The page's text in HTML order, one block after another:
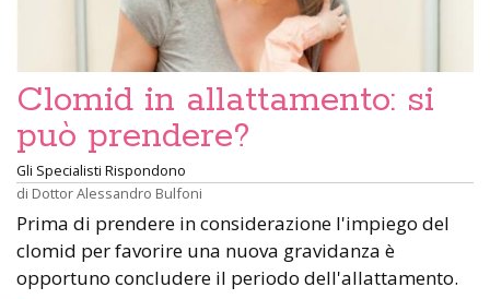
Clomid in allattamento: si
può prendere?
Gli Specialisti Rispondono
di Dottor Alessandro Bulfoni
Prima di prendere in considerazione l'impiego del
clomid per favorire una nuova gravidanza è
opportuno concludere il periodo dell'allattamento.